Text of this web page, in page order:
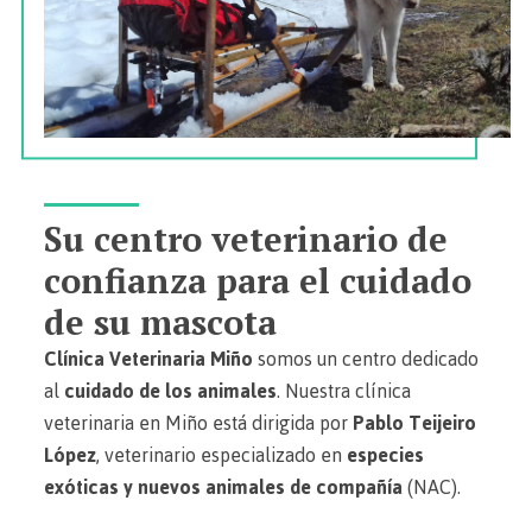
Su centro veterinario de
confianza para el cuidado
de su mascota
Clínica Veterinaria Miñosomos un centro dedicado
alcuidado de los animales. Nuestra clínica
veterinaria en Miño está dirigida porPablo Teijeiro
López, veterinario especializado enespecies
exóticas y nuevos animales de compañía(NAC).